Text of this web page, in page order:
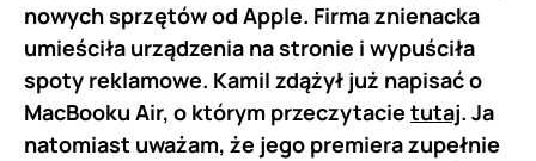
nowych sprzętów od Apple. Firma znienacka
umieściła urządzenia na stronie i wypuściła
spoty reklamowe. Kamil zdążył już napisać o
MacBooku Air, o którym przeczytacie tutaj. Ja
natomiast uważam, że jego premiera zupełnie